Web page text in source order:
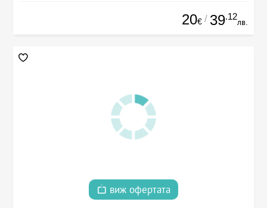
20€ / 39.12
лв.
виж офертата